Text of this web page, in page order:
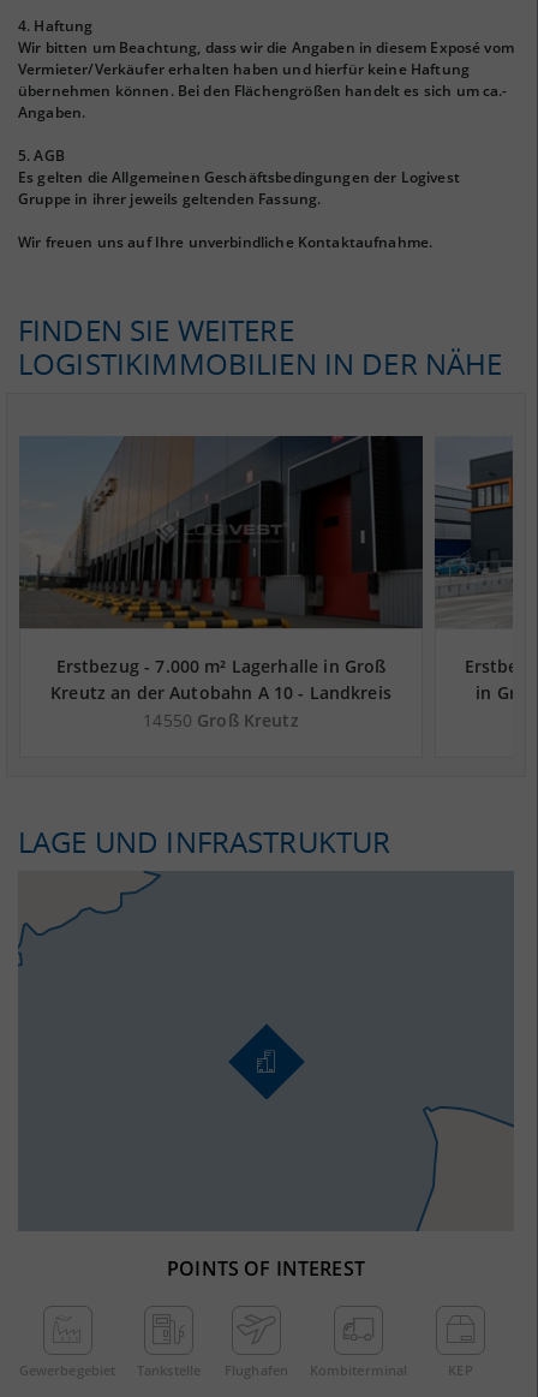
4. Haftung
Wir bitten um Beachtung, dass wir die Angaben in diesem Exposé vom
Vermieter/Verkäufer erhalten haben und hierfür keine Haftung
übernehmen können. Bei den Flächengrößen handelt es sich um ca.-
Angaben.
5. AGB
Es gelten die Allgemeinen Geschäftsbedingungen der Logivest
Gruppe in ihrer jeweils geltenden Fassung.
Wir freuen uns auf Ihre unverbindliche Kontaktaufnahme.
FINDEN SIE WEITERE
LOGISTIKIMMOBILIEN IN DER NÄHE
Erstbezug - 7.000 m² Lagerhalle in Groß
Kreutz an der Autobahn A 10 - Landkreis
Potsdam-Mittelmark
14550 Groß Kreutz
in
LAGE UND INFRASTRUKTUR
POINTS OF INTEREST
Gewerbe­gebiet Tankstelle Flughafen Kombi­terminal KEP